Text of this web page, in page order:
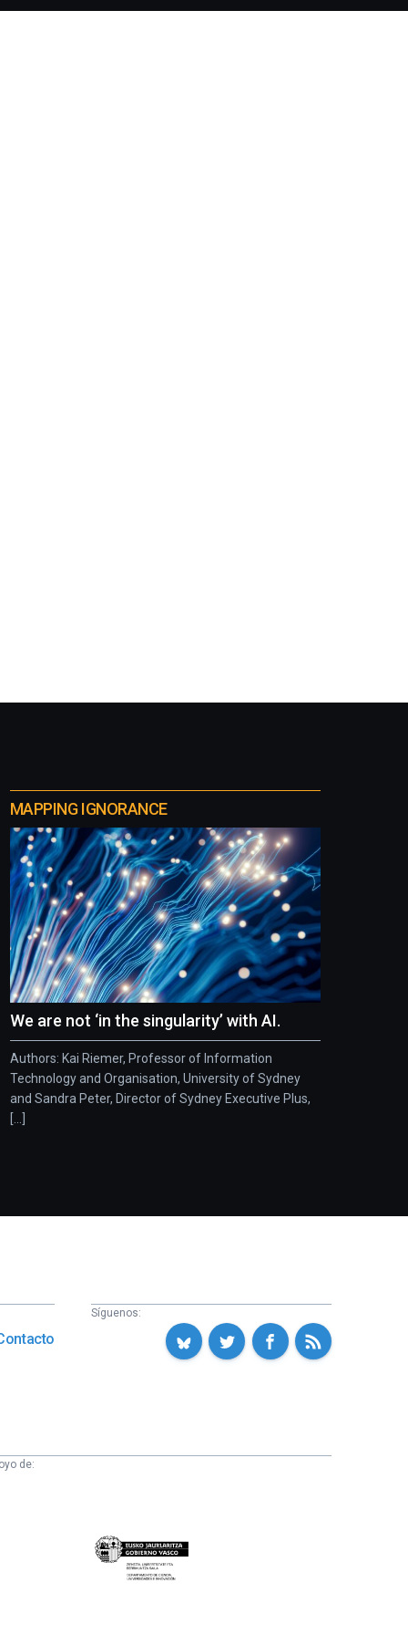
al
MAPPING IGNORANCE
We are not ‘in the singularity’ with AI.
Authors: Kai Riemer, Professor of Information
Technology and Organisation, University of Sydney
and Sandra Peter, Director of Sydney Executive Plus,
[...]
Síguenos:
de:
Eusko
Jaurlaritza